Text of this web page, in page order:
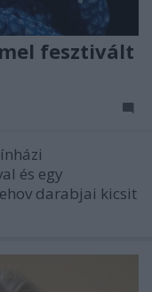
fesztivált
és egy
darabjai kicsit